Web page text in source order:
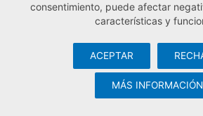
© Observatorio Español de la
Aviso legal y política de
cookies· Desarrollo web:
consentimiento, puede afectar
características y
ACEPTAR
MÁS INFORMACIÓN